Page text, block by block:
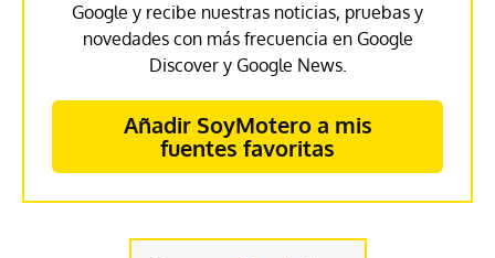
Google y recibe nuestras noticias, pruebas y
novedades con más frecuencia en Google
Discover y Google News.
Añadir SoyMotero a mis
fuentes favoritas